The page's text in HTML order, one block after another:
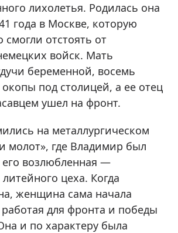
лихолетья. Родилась она
года в Москве, которую
смогли отстоять от
войск. Мать
беременной, восемь
под столицей, а ее отец
ушел на фронт.
на металлургическом
молот», где Владимир был
его возлюбленная —
цеха. Когда
женщина сама начала
работая для фронта и победы
и по характеру была